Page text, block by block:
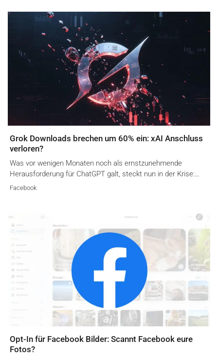
Grok Downloads brechen um 60% ein: xAI Anschluss
verloren?
Was vor wenigen Monaten noch als ernstzunehmende
Herausforderung für ChatGPT galt, steckt nun in der Krise:…
Facebook
Opt-In für Facebook Bilder: Scannt Facebook eure
Fotos?